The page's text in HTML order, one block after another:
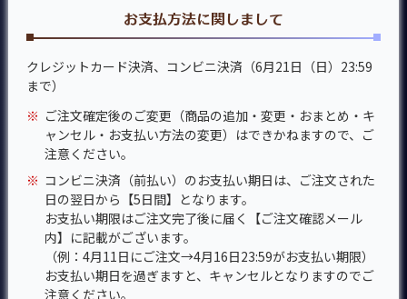
お支払方法に関しまして
クレジットカード決済、コンビニ決済（6月21日（日）23:59
まで）
※ ご注文確定後のご変更（商品の追加・変更・おまとめ・キ
ャンセル・お支払い方法の変更）はできかねますので、ご
注意ください。
※ コンビニ決済（前払い）のお支払い期日は、ご注文された
日の翌日から【5日間】となります。
お支払い期限はご注文完了後に届く【ご注文確認メール
内】に記載がございます。
（例：4月11日にご注文→4月16日23:59がお支払い期限）
お支払い期日を過ぎますと、キャンセルとなりますのでご
注意ください。